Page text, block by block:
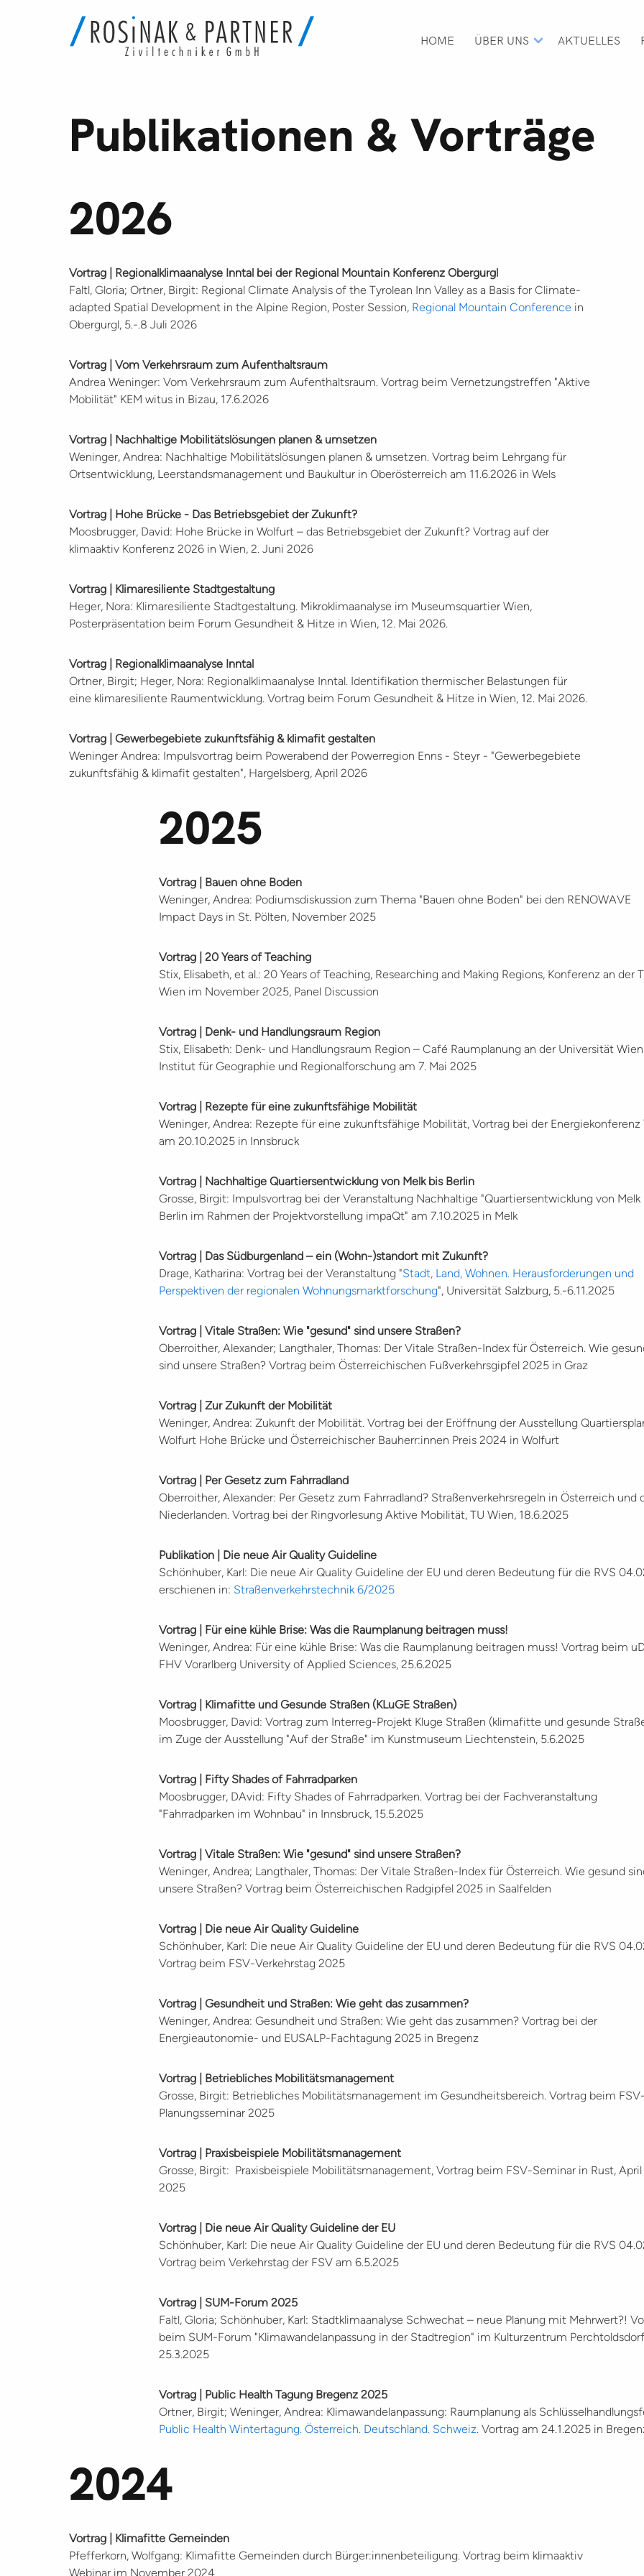
I
G
HOME ÜBER UNS AKTUELLES
Publikationen & Vorträge
2026
Vortrag | Regionalklimaanalyse Inntal bei der Regional Mountain Konferenz Obergurgl
Faltl, Gloria; Ortner, Birgit: Regional Climate Analysis of the Tyrolean Inn Valley as a Basis for Climate-
adapted Spatial Development in the Alpine Region, Poster Session, Regional Mountain Conference in
Obergurgl, 5.-.8 Juli 2026
Vortrag | Vom Verkehrsraum zum Aufenthaltsraum
Andrea Weninger: Vom Verkehrsraum zum Aufenthaltsraum. Vortrag beim Vernetzungstreffen "Aktive
Mobilität" KEM witus in Bizau, 17.6.2026
Vortrag | Nachhaltige Mobilitätslösungen planen & umsetzen
Weninger, Andrea: Nachhaltige Mobilitätslösungen planen & umsetzen. Vortrag beim Lehrgang für
Ortsentwicklung, Leerstandsmanagement und Baukultur in Oberösterreich am 11.6.2026 in Wels
Vortrag | Hohe Brücke - Das Betriebsgebiet der Zukunft?
Moosbrugger, David: Hohe Brücke in Wolfurt – das Betriebsgebiet der Zukunft? Vortrag auf der
klimaaktiv Konferenz 2026 in Wien, 2. Juni 2026
Vortrag | Klimaresiliente Stadtgestaltung
Heger, Nora: Klimaresiliente Stadtgestaltung. Mikroklimaanalyse im Museumsquartier Wien,
Posterpräsentation beim Forum Gesundheit & Hitze in Wien, 12. Mai 2026.
Vortrag | Regionalklimaanalyse Inntal
Ortner, Birgit; Heger, Nora: Regionalklimaanalyse Inntal. Identifikation thermischer Belastungen für
eine klimaresiliente Raumentwicklung. Vortrag beim Forum Gesundheit & Hitze in Wien, 12. Mai 2026.
Vortrag | Gewerbegebiete zukunftsfähig & klimafit gestalten
Weninger Andrea: Impulsvortrag beim Powerabend der Powerregion Enns - Steyr - "Gewerbegebiete
zukunftsfähig & klimafit gestalten", Hargelsberg, April 2026
2025
Vortrag | Bauen ohne Boden
Weninger, Andrea: Podiumsdiskussion zum Thema "Bauen ohne Boden" bei den RENOWAVE
Impact Days in St. Pölten, November 2025
Vortrag | 20 Years of Teaching
Stix, Elisabeth, et al.: 20 Years of Teaching, Researching and Making Regions, Konferenz an der
Wien im November 2025, Panel Discussion
Vortrag | Denk- und Handlungsraum Region
Stix, Elisabeth: Denk- und Handlungsraum Region – Café Raumplanung an der Universität
Institut für Geographie und Regionalforschung am 7. Mai 2025
Vortrag | Rezepte für eine zukunftsfähige Mobilität
Weninger, Andrea: Rezepte für eine zukunftsfähige Mobilität, Vortrag bei der Energiekonferenz
am 20.10.2025 in Innsbruck
Vortrag | Nachhaltige Quartiersentwicklung von Melk bis Berlin
Grosse, Birgit: Impulsvortrag bei der Veranstaltung Nachhaltige "Quartiersentwicklung von Melk
Berlin im Rahmen der Projektvorstellung impaQt" am 7.10.2025 in Melk
Vortrag | Das Südburgenland – ein (Wohn-)standort mit Zukunft?
Drage, Katharina: Vortrag bei der Veranstaltung "Stadt, Land, Wohnen. Herausforderungen und
Perspektiven der regionalen Wohnungsmarktforschung", Universität Salzburg, 5.-6.11.2025
Vortrag | Vitale Straßen: Wie "gesund" sind unsere Straßen?
Oberroither, Alexander; Langthaler, Thomas: Der Vitale Straßen-Index für Österreich. Wie
sind unsere Straßen? Vortrag beim Österreichischen Fußverkehrsgipfel 2025 in Graz
Vortrag | Zur Zukunft der Mobilität
Weninger, Andrea: Zukunft der Mobilität. Vortrag bei der Eröffnung der Ausstellung
Wolfurt Hohe Brücke und Österreichischer Bauherr:innen Preis 2024 in Wolfurt
Vortrag | Per Gesetz zum Fahrradland
Oberroither, Alexander: Per Gesetz zum Fahrradland? Straßenverkehrsregeln in Österreich und
Niederlanden. Vortrag bei der Ringvorlesung Aktive Mobilität, TU Wien, 18.6.2025
Publikation | Die neue Air Quality Guideline
Schönhuber, Karl: Die neue Air Quality Guideline der EU und deren Bedeutung für die RVS
erschienen in: Straßenverkehrstechnik 6/2025
Vortrag | Für eine kühle Brise: Was die Raumplanung beitragen muss!
Weninger, Andrea: Für eine kühle Brise: Was die Raumplanung beitragen muss! Vortrag beim
FHV Vorarlberg University of Applied Sciences, 25.6.2025
Vortrag | Klimafitte und Gesunde Straßen (KLuGE Straßen)
Moosbrugger, David: Vortrag zum Interreg-Projekt Kluge Straßen (klimafitte und gesunde
im Zuge der Ausstellung "Auf der Straße" im Kunstmuseum Liechtenstein, 5.6.2025
Vortrag | Fifty Shades of Fahrradparken
Moosbrugger, DAvid: Fifty Shades of Fahrradparken. Vortrag bei der Fachveranstaltung
"Fahrradparken im Wohnbau" in Innsbruck, 15.5.2025
Vortrag | Vitale Straßen: Wie "gesund" sind unsere Straßen?
Weninger, Andrea; Langthaler, Thomas: Der Vitale Straßen-Index für Österreich. Wie gesund
unsere Straßen? Vortrag beim Österreichischen Radgipfel 2025 in Saalfelden
Vortrag | Die neue Air Quality Guideline
Schönhuber, Karl: Die neue Air Quality Guideline der EU und deren Bedeutung für die RVS
Vortrag beim FSV-Verkehrstag 2025
Vortrag | Gesundheit und Straßen: Wie geht das zusammen?
Weninger, Andrea:Gesundheit und Straßen: Wie geht das zusammen? Vortrag bei der
Energieautonomie- und EUSALP-Fachtagung 2025 in Bregenz
Vortrag | Betriebliches Mobilitätsmanagement
Grosse, Birgit: Betriebliches Mobilitätsmanagement im Gesundheitsbereich. Vortrag beim FSV-
Planungsseminar 2025
Vortrag | Praxisbeispiele Mobilitätsmanagement
Grosse, Birgit: Praxisbeispiele Mobilitätsmanagement, Vortrag beim FSV-Seminar in Rust, April
2025
Vortrag | Die neue Air Quality Guideline der EU
Schönhuber, Karl: Die neue Air Quality Guideline der EU und deren Bedeutung für die RVS
Vortrag beim Verkehrstag der FSV am 6.5.2025
Vortrag | SUM-Forum 2025
Faltl, Gloria; Schönhuber, Karl: Stadtklimaanalyse Schwechat – neue Planung mit Mehrwert?!
beim SUM-Forum "Klimawandelanpassung in der Stadtregion" im Kulturzentrum
25.3.2025
Vortrag | Public Health Tagung Bregenz 2025
Ortner, Birgit; Weninger, Andrea: Klimawandelanpassung: Raumplanung als
Public Health Wintertagung. Österreich. Deutschland. Schweiz. Vortrag am 24.1.2025 in
2024
Vortrag | Klimafitte Gemeinden
Pfefferkorn, Wolfgang: Klimafitte Gemeinden durch Bürger:innenbeteiligung. Vortrag beim klimaaktiv
Webinar im November 2024